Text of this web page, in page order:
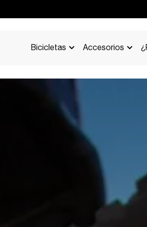
Bicicletas Accesorios